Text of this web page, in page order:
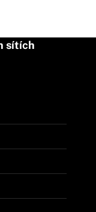
sítích